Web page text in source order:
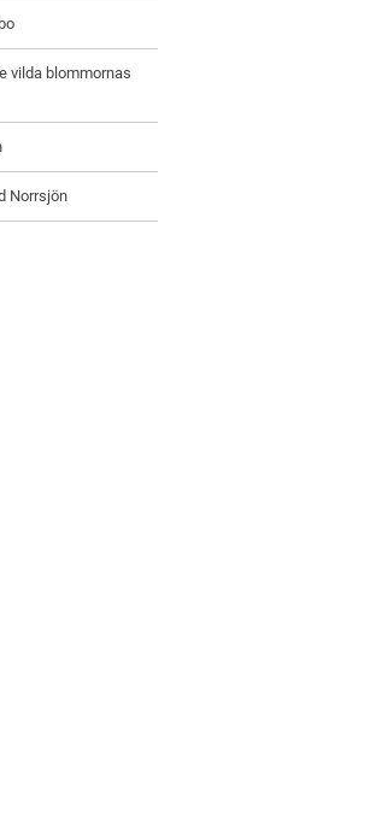
vilda blommornas
Norrsjön